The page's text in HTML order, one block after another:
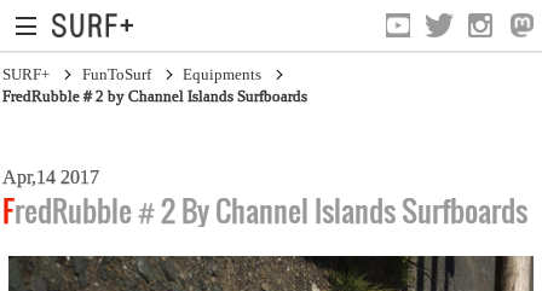
Equipments
More Fun
SURF+ FunToSurf
Equipments
FredRubble＃2 by Channel Islands Surfboards
Apr,14 2017
FredRubble＃2 By Channel Islands Surfboards